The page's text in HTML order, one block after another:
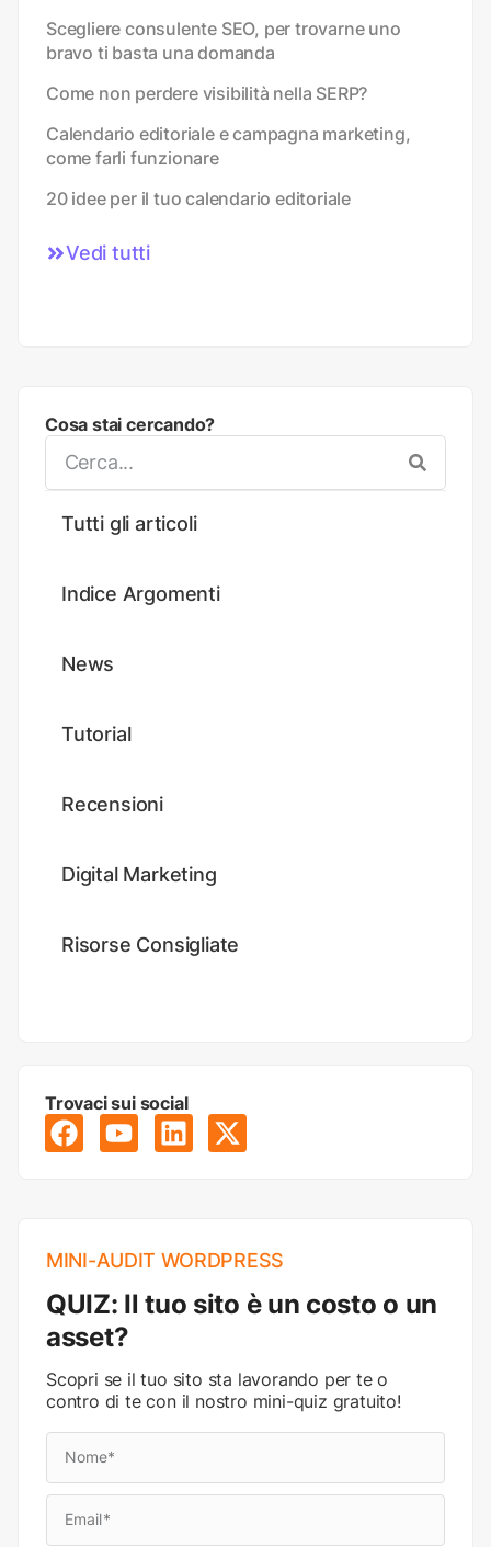
Scegliere consulente SEO, per trovarne uno
bravo ti basta una domanda
Come non perdere visibilità nella SERP?
Calendario editoriale e campagna marketing,
come farli funzionare
20 idee per il tuo calendario editoriale
Vedi tutti
Cosa stai cercando?
Tutti gli articoli
Indice Argomenti
News
Tutorial
Recensioni
Digital Marketing
Risorse Consigliate
Trovaci sui social
MINI-AUDIT WORDPRESS
QUIZ: Il tuo sito è un costo o un
asset?
Scopri se il tuo sito sta lavorando per te o
contro di te con il nostro mini-quiz gratuito!